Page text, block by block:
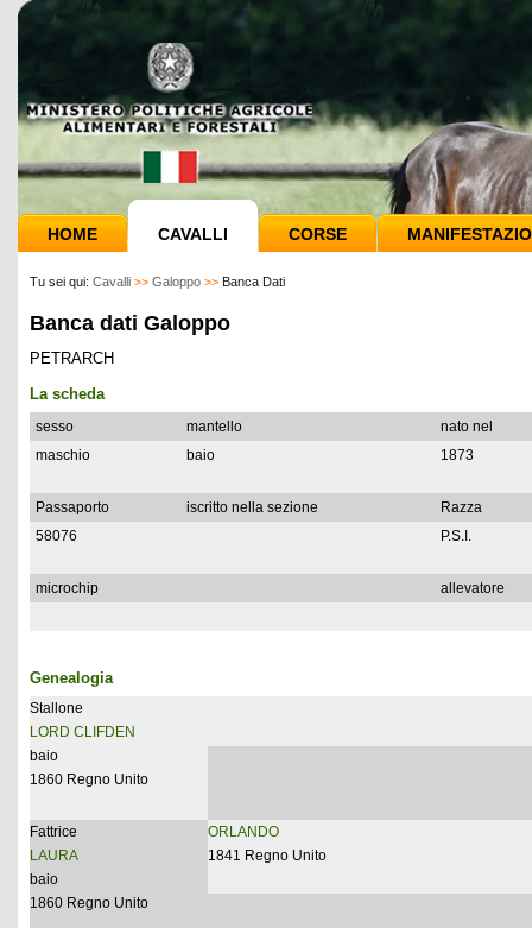
HOME CAVALLI CORSE
Tu sei qui: Cavalli >> Galoppo >> Banca Dati
Banca dati Galoppo
PETRARCH
La scheda
sesso mantello
nato nel
maschio
baio 1873
Passaporto iscritto nella sezione
Razza
58076
P.S.I.
microchip allevatore
Genealogia
Stallone
LORD CLIFDEN
baio
1860 Regno Unito
Fattrice
LAURA
baio
1860 Regno Unito
ORLANDO
1841 Regno Unito